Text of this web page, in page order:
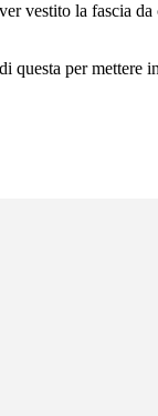
vestito la fascia
questa per mettere